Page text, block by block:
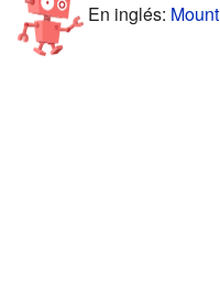
En inglés: